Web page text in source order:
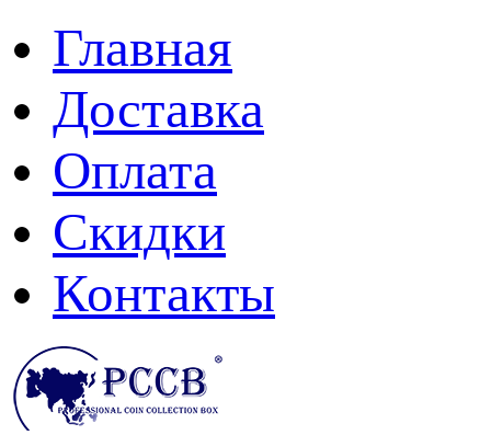
Главная
Доставка
Оплата
Скидки
Контакты